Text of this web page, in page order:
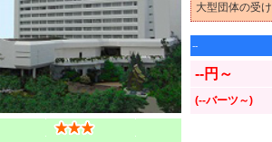
大型団体の受
--
--円～
(--バーツ～)